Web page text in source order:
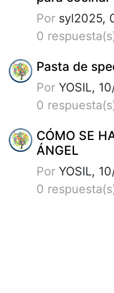
Por syl2025,
0
Pasta de
Por YOSIL,
0
CÓMO SE
ÁNGEL
Por YOSIL,
0